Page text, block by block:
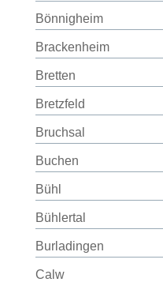
Bönnigheim
Brackenheim
Bretten
Bretzfeld
Bruchsal
Buchen
Bühl
Bühlertal
Burladingen
Calw